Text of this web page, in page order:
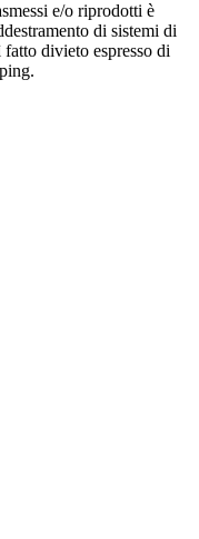
e/o riprodotti è
di sistemi di
divieto espresso di